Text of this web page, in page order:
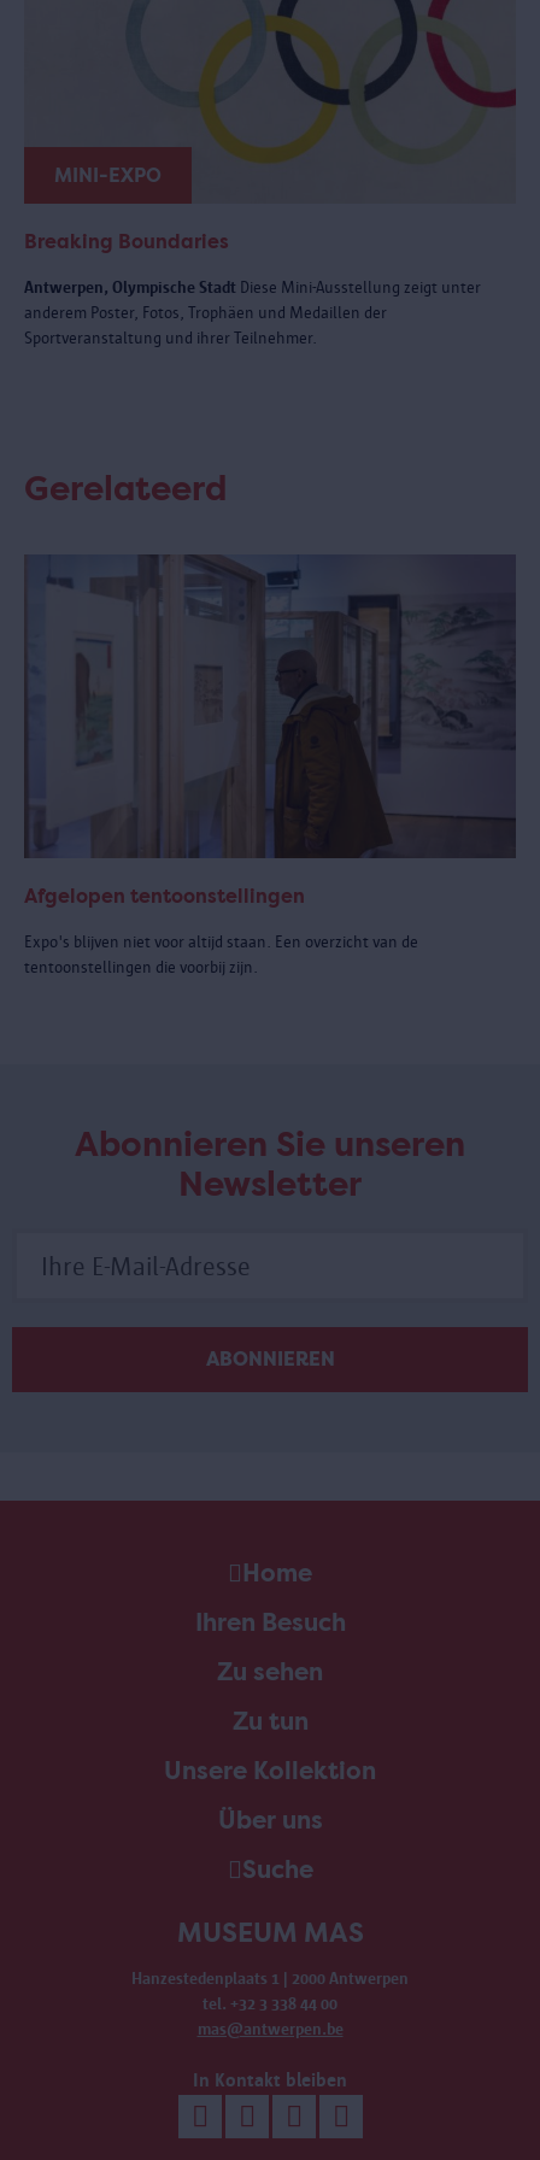
MINI-EXPO
Breaking Boundaries
Antwerpen, Olympische Stadt Diese Mini-Ausstellung zeigt unter
anderem Poster, Fotos, Trophäen und Medaillen der
Sportveranstaltung und ihrer Teilnehmer.
Gerelateerd
Afgelopen tentoonstellingen
Expo's blijven niet voor altijd staan. Een overzicht van de
tentoonstellingen die voorbij zijn.
Abonnieren Sie unseren
Newsletter
Home
Ihren Besuch
Zu sehen
Zu tun
Unsere Kollektion
Über uns
Suche
MUSEUM MAS
Hanzestedenplaats 1 | 2000 Antwerpen
tel. +32 3 338 44 00
mas@antwerpen.be
In Kontakt bleiben